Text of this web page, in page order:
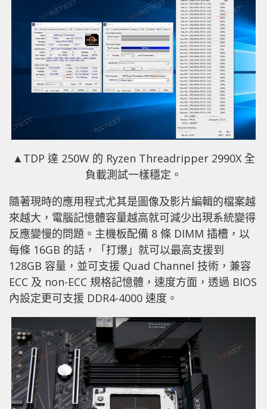
▲TDP 達 250W 的 Ryzen Threadripper 2990X 全
負載測試一樣穩定。
隨著現時的應用程式尤其是圖像及影片編輯的檔案越
來越大，電腦記憶體容量越高就可減少出現系統變得
反應變慢的問題。主機板配備 8 條 DIMM 插槽，以
每條 16GB 的話，「打爆」就可以最高支援到
128GB 容量，並可支援 Quad Channel 技術，兼容
ECC 及 non-ECC 規格記憶體，速度方面，透過 BIOS
內設定更可支援 DDR4-4000 速度。